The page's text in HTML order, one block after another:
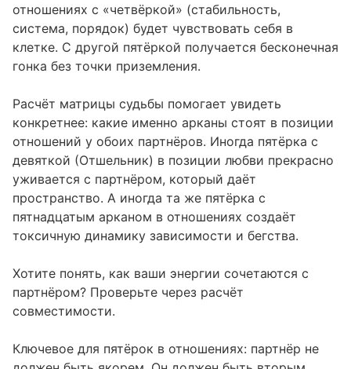
отношениях с «четвёркой» (стабильность,
система, порядок) будет чувствовать себя в
клетке. С другой пятёркой получается бесконечная
гонка без точки приземления.
Расчёт матрицы судьбы помогает увидеть
конкретнее: какие именно арканы стоят в позиции
отношений у обоих партнёров. Иногда пятёрка с
девяткой (Отшельник) в позиции любви прекрасно
уживается с партнёром, который даёт
пространство. А иногда та же пятёрка с
пятнадцатым арканом в отношениях создаёт
токсичную динамику зависимости и бегства.
Хотите понять, как ваши энергии сочетаются с
партнёром? Проверьте через расчёт
совместимости.
Ключевое для пятёрок в отношениях: партнёр не